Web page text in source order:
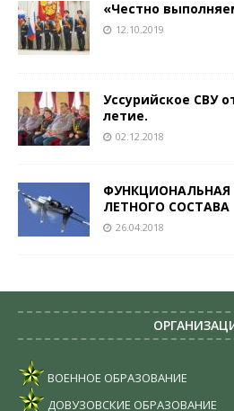
«Честно
12.10.2019
Уссурийское СВУ
летие.
02.12.2018
ЛЕТНОГО СОСТАВА
26.04.2018
ВОЕННОЕ ОБРАЗОВАНИЕ
ДОВУЗОВСКИЕ ОБРАЗОВАНИЕ